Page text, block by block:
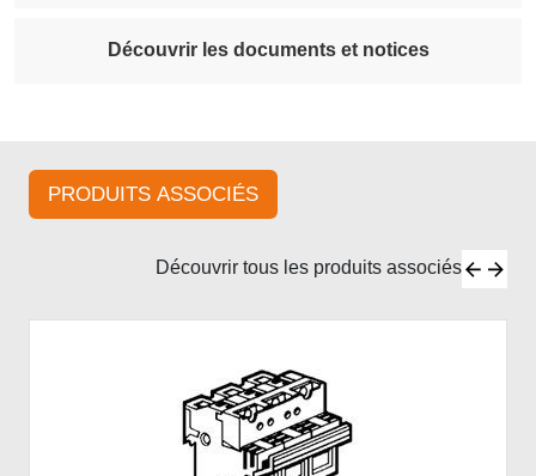
Découvrir les documents et notices
PRODUITS ASSOCIÉS
Découvrir tous les produits associés